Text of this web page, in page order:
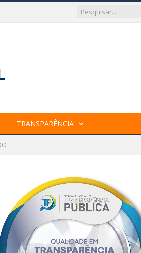
TRANSPARÊNCIA